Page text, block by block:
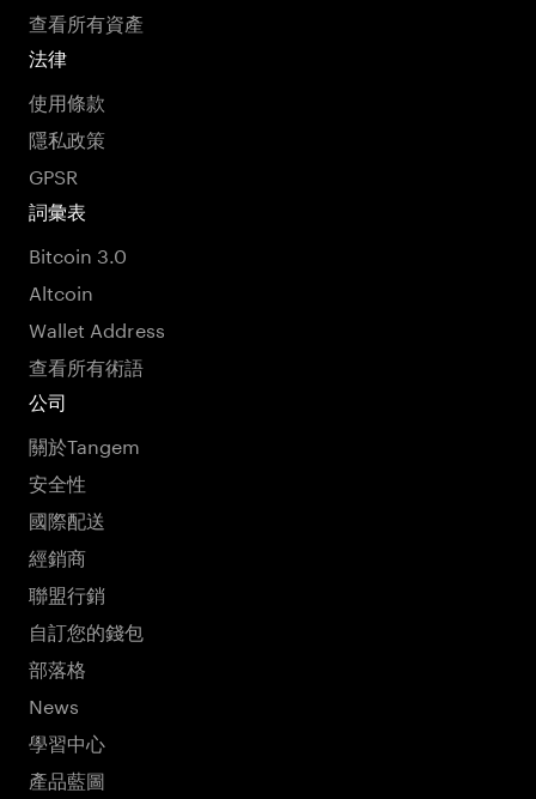
查看所有資產
法律
使用條款
隱私政策
GPSR
詞彙表
Bitcoin 3.0
Altcoin
Wallet Address
查看所有術語
公司
關於Tangem
安全性
國際配送
經銷商
聯盟行銷
自訂您的錢包
部落格
News
學習中心
產品藍圖